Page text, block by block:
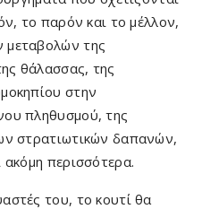
το παρόν και το μέλλον,
μεταβολών της
θάλασσας, της
στην
πληθυσμού, της
στρατιωτικών δαπανών,
περισσότερα.
του, το κουτί θα